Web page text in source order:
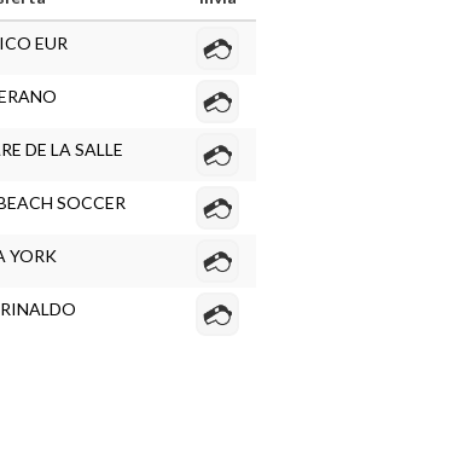
EUR
DE LA SALLE
SOCCER
YORK